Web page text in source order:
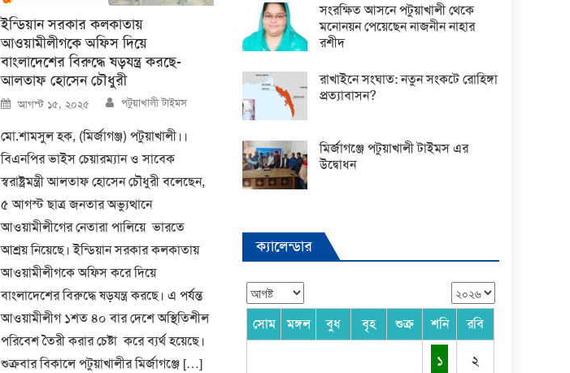
ইন্ডিয়ান সরকার কলকাতায়
আওয়ামীলীগকে অফিস দিয়ে
বাংলাদেশের বিরুদ্ধে ষড়যন্ত্র করছে-
আলতাফ হোসেন চৌধুরী
Posted
on
আগস্ট ১৫, ২০২৫ Author
পটুয়াখালী টাইমস
মো.শামসুল হক, (মির্জাগঞ্জ) পটুয়াখালী।।
বিএনপির ভাইস চেয়ারম্যান ও সাবেক
স্বরাষ্ট্রমন্ত্রী আলতাফ হোসেন চৌধুরী বলেছেন,
৫ আগস্ট ছাত্র জনতার অভ্যুত্থানে
আওয়ামীলীগের নেতারা পালিয়ে ভারতে
আশ্রয় নিয়েছে। ইন্ডিয়ান সরকার কলকাতায়
আওয়ামীলীগকে অফিস করে দিয়ে
বাংলাদেশের বিরুদ্ধে ষড়যন্ত্র করছে। এ পর্যন্ত
আওয়ামীলীগ ১শত ৪০ বার দেশে অস্থিতিশীল
পরিবেশ তৈরী করার চেষ্টা করে ব্যর্থ হয়েছে।
শুক্রবার বিকালে পটুয়াখালীর মির্জাগঞ্জে […]
সংরক্ষিত আসনে পটুয়াখালী থেকে
মনোনয়ন পেয়েছেন নাজনীন নাহার
রশীদ
রাখাইনে সংঘাত: নতুন সংকটে রোহিঙ্গা
প্রত্যাবাসন?
মির্জাগঞ্জে পটুয়াখালী টাইমস এর
উদ্বোধন
ক্যালেন্ডার
সোম মঙ্গল বুধ বৃহ শুক্র শনি রবি
১ ২